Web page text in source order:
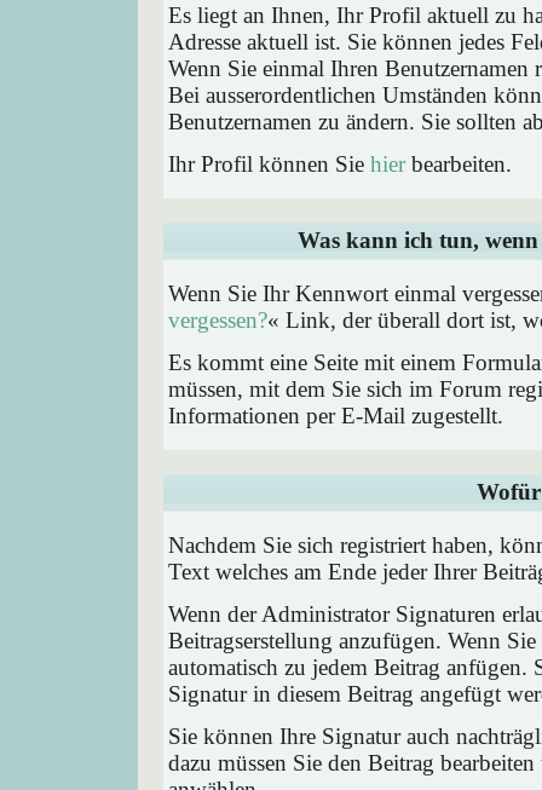
Es liegt an Ihnen, Ihr Profil aktuell zu
Adresse aktuell ist. Sie können jedes
Wenn Sie einmal Ihren
Bei ausserordentlichen Umständen
Benutzernamen zu ändern. Sie sollten
Ihr Profil können Sie hierbearbeiten.
Was kann ich tun, wenn
Wenn Sie Ihr Kennwort einmal
vergessen?« Link, der überall dort ist,
Es kommt eine Seite mit einem
müssen, mit dem Sie sich im Forum
Informationen per E-Mail zugestellt.
Nachdem Sie sich registriert haben,
Text welches am Ende jeder Ihrer
Wenn der Administrator Signaturen
Beitragserstellung anzufügen. Wenn
automatisch zu jedem Beitrag
Signatur in diesem Beitrag angefügt
Sie können Ihre Signatur auch
dazu müssen Sie den Beitrag